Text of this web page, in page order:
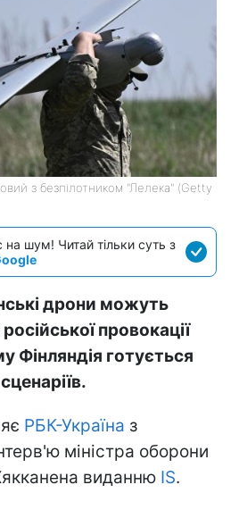
з безпілотником "Лелека" (Getty
на шум! Читай тільки суть з
дрони можуть
провокації
Фінляндія готується
РБК-Україна з
міністра оборони
виданню IS.